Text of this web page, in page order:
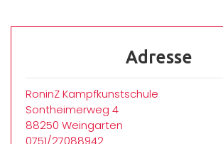
Adresse
RoninZ Kampfkunstschule
Sontheimerweg 4
88250 Weingarten